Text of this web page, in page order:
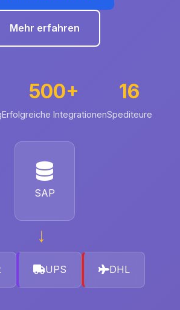
Mehr erfahren
500+
Erfolgreiche Integrationen
16
Spediteure
SAP
→
UPS DHL